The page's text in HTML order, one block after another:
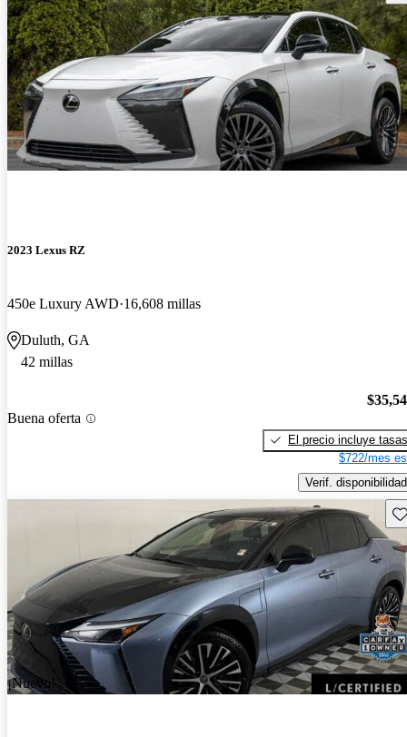
2023 Lexus RZ
450e Luxury AWD 16,608 millas
Duluth, GA
42 millas
Buena oferta
El precio incluye tasas
$722/mes
Verif. disponibilidad
¡Nuevo!